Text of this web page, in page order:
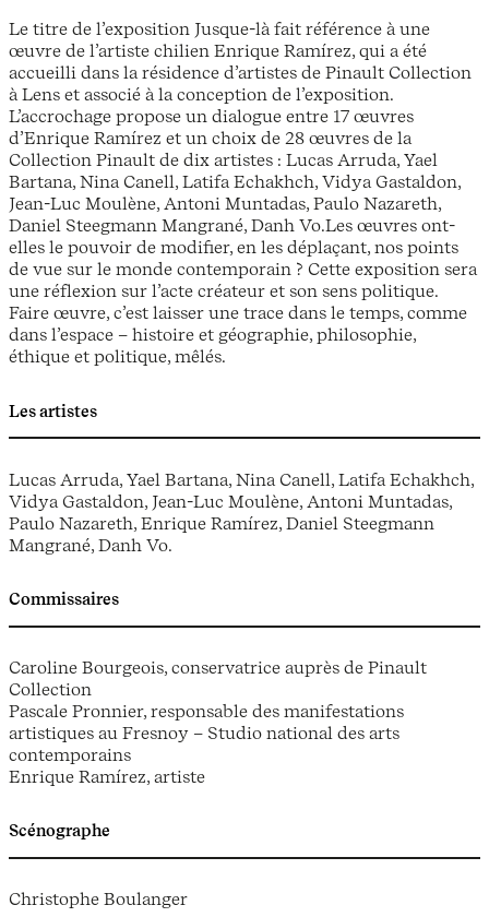
Le titre de l’exposition Jusque-là fait référence à une
œuvre de l’artiste chilien Enrique Ramírez, qui a été
accueilli dans la résidence d’artistes de Pinault Collection
à Lens et associé à la conception de l’exposition.
L’accrochage propose un dialogue entre 17 œuvres
d’Enrique Ramírez et un choix de 28 œuvres de la
Collection Pinault de dix artistes : Lucas Arruda, Yael
Bartana, Nina Canell, Latifa Echakhch, Vidya Gastaldon,
Jean-Luc Moulène, Antoni Muntadas, Paulo Nazareth,
Daniel Steegmann Mangrané, Danh Vo.Les œuvres ont-
elles le pouvoir de modifier, en les déplaçant, nos points
de vue sur le monde contemporain ? Cette exposition sera
une réflexion sur l’acte créateur et son sens politique.
Faire œuvre, c’est laisser une trace dans le temps, comme
dans l’espace – histoire et géographie, philosophie,
éthique et politique, mêlés.
Les artistes
Lucas Arruda, Yael Bartana, Nina Canell, Latifa Echakhch,
Vidya Gastaldon, Jean-Luc Moulène, Antoni Muntadas,
Paulo Nazareth, Enrique Ramírez, Daniel Steegmann
Mangrané, Danh Vo.
Commissaires
Caroline Bourgeois, conservatrice auprès de Pinault
Collection
Pascale Pronnier, responsable des manifestations
artistiques au Fresnoy – Studio national des arts
contemporains
Enrique Ramírez, artiste
Scénographe
Christophe Boulanger